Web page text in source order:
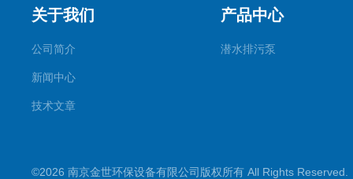
关于我们
公司简介
新闻中心
技术文章
产品中心
潜水排污泵
©2026 南京金世环保设备有限公司版权所有 All Rights